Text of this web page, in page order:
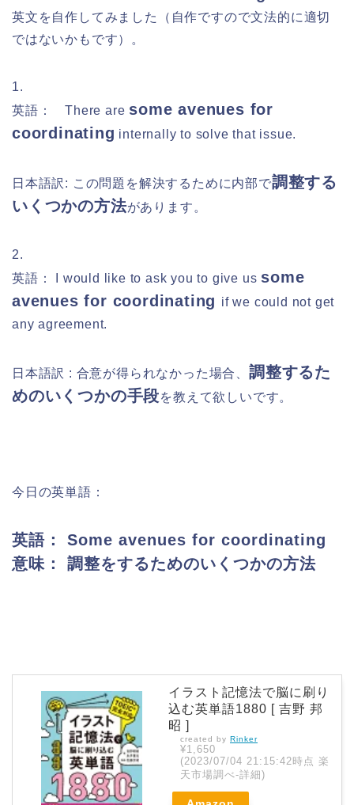
英文を自作してみました（自作ですので文法的に適切
ではないかもです）。
1.
英語： There are some avenues for
coordinating internally to solve that issue.
日本語訳: この問題を解決するために内部で調整する
いくつかの方法があ ります。
2.
英語： I would like to ask you to give us some
avenues for coordinating if we could not get
any agreement.
日本語訳 : 合意が得られなかった場合、調整するた
めのいくつかの手段を教えて欲しいです。
今日の英単語：
英語： Some avenues for coordinating
意味： 調整をするためのいくつかの方法
イラスト記憶法で脳に刷り
込む英単語1880 [ 吉野 邦
昭 ]
created by Rinker
¥1,650
(2023/07/04 21:15:42時点 楽
天市場調べ-詳細)